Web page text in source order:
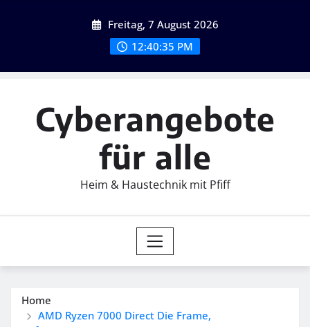
Freitag, 7 August 2026
12:40:36 PM
Cyberangebote
für alle
Heim & Haustechnik mit Pfiff
Home
AMD Ryzen 7000 Direct Die Frame,